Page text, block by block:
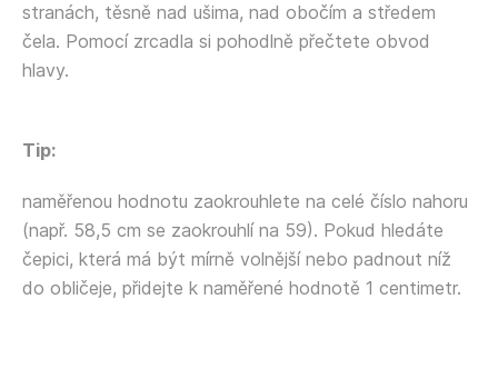
stranách, těsně nad ušima, nad obočím a středem
čela. Pomocí zrcadla si pohodlně přečtete obvod
hlavy.
Tip:
naměřenou hodnotu zaokrouhlete na celé číslo nahoru
(např. 58,5 cm se zaokrouhlí na 59). Pokud hledáte
čepici, která má být mírně volnější nebo padnout níž
do obličeje, přidejte k naměřené hodnotě 1 centimetr.